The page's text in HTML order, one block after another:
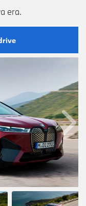
era.